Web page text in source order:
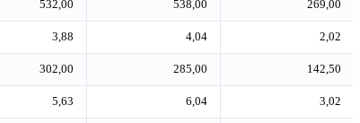
532,00 538,00 269,00
3,88 4,04 2,02
302,00 285,00 142,50
5,63 6,04 3,02